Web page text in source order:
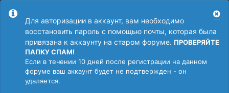
Для авторизации в аккаунт, вам необходимо
восстановить пароль с помощью почты, которая была
привязана к аккаунту на старом форуме. ПРОВЕРЯЙТЕ
ПАПКУ СПАМ!
Если в течении 10 дней после регистрации на данном
форуме ваш аккаунт будет не подтвержден - он
удаляется.